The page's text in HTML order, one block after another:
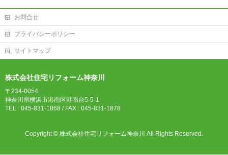
お問合せ
プライバシーポリシー
サイトマップ
株式会社住宅リフォーム神奈川
〒234-0054
神奈川県横浜市港南区港南台5-5-1
TEL : 045-831-1868 / FAX : 045-831-1878
Copyright © 株式会社住宅リフォーム神奈川 All Rights Reserved.